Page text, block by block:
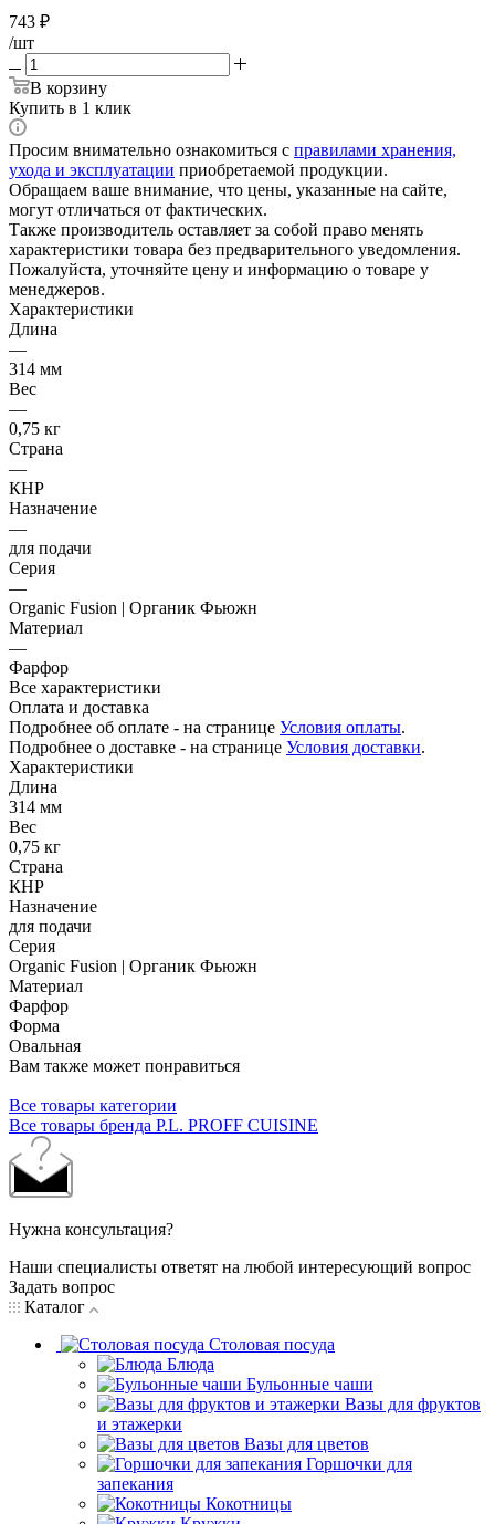
743 ₽
/шт
В корзину
Купить в 1 клик
Просим внимательно ознакомиться с правилами хранения,
ухода и эксплуатации приобретаемой продукции.
Обращаем ваше внимание, что цены, указанные на сайте,
могут отличаться от фактических.
Также производитель оставляет за собой право менять
характеристики товара без предварительного уведомления.
Пожалуйста, уточняйте цену и информацию о товаре у
менеджеров.
Характеристики
Длина
—
314 мм
Вес
—
0,75 кг
Страна
—
КНР
Назначение
—
для подачи
Серия
—
Organic Fusion | Органик Фьюжн
Материал
—
Фарфор
Все характеристики
Оплата и доставка
Подробнее об оплате - на странице Условия оплаты.
Подробнее о доставке - на странице Условия доставки.
Характеристики
Длина
314 мм
Вес
0,75 кг
Страна
КНР
Назначение
для подачи
Серия
Organic Fusion | Органик Фьюжн
Материал
Фарфор
Форма
Овальная
Вам также может понравиться
Все товары категории
Все товары бренда P.L. PROFF CUISINE
Нужна консультация?
Наши специалисты ответят на любой интересующий вопрос
Задать вопрос
Каталог
Столовая посуда
Блюда
Бульонные чаши
Вазы для фруктов
и этажерки
Вазы для цветов
Горшочки для
запекания
Кокотницы